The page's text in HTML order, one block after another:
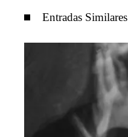
Entradas Similares